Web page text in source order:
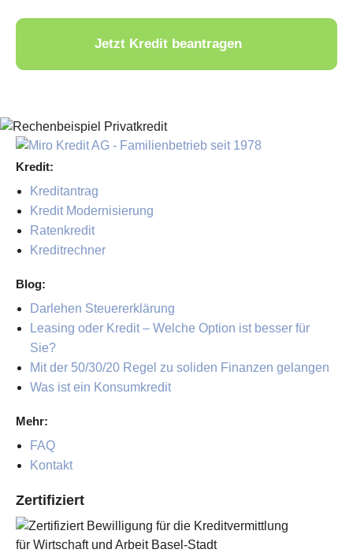
Jetzt Kredit beantragen
Kredit:
Kreditantrag
Kredit Modernisierung
Ratenkredit
Kreditrechner
Blog:
Darlehen Steuererklärung
Leasing oder Kredit – Welche Option ist besser für
Sie?
Mit der 50/30/20 Regel zu soliden Finanzen gelangen
Was ist ein Konsumkredit
Mehr:
FAQ
Kontakt
Zertifiziert
Bewilligung für die Kreditvermittlung
für Wirtschaft und Arbeit Basel-Stadt